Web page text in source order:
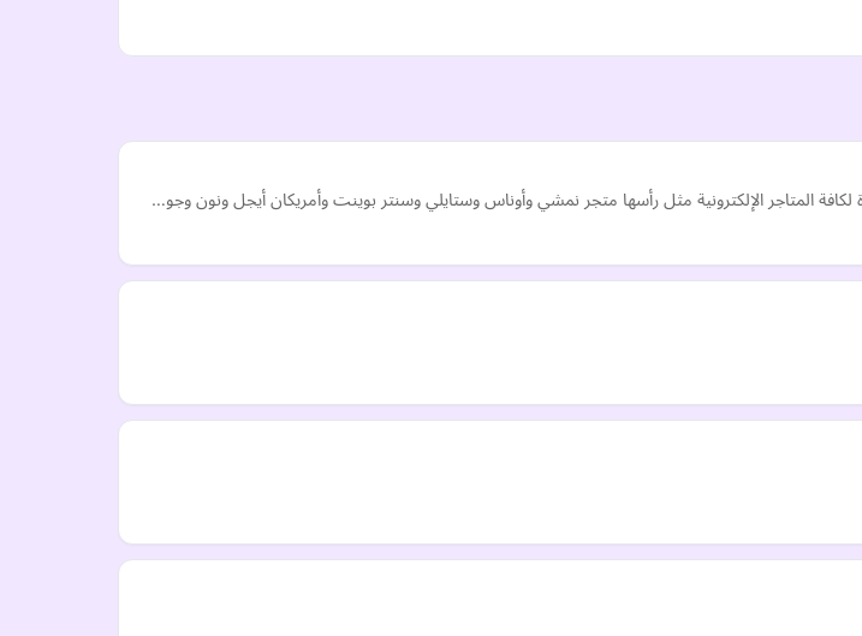
المتاجر الإلكترونية مثل رأسها متجر نمشي وأوناس وستايلي وسنتر بوينت وأمريكان أيجل ونون وجو…